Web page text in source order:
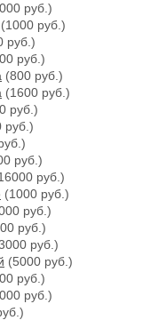
руб.)
(1000 руб.)
руб.)
руб.)
(800 руб.)
(1600 руб.)
руб.)
руб.)
руб.)
руб.)
(1000 руб.)
руб.)
руб.)
руб.)
(5000 руб.)
руб.)
руб.)